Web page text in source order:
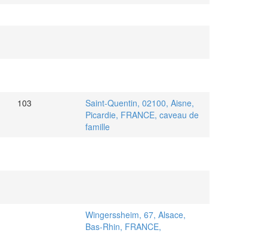
103
Saint-Quentin, 02100, Aisne,
Picardie, FRANCE, caveau de
famille
Wingerssheim, 67, Alsace,
Bas-Rhin, FRANCE,